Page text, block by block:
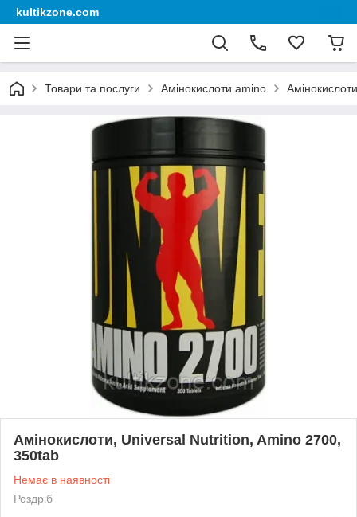
kultikzone.com
Товари та послуги Амінокислоти amino
Амінокислоти, Universal Nutrition, Amino 2700,
350tab
Немає в наявності
Роздріб